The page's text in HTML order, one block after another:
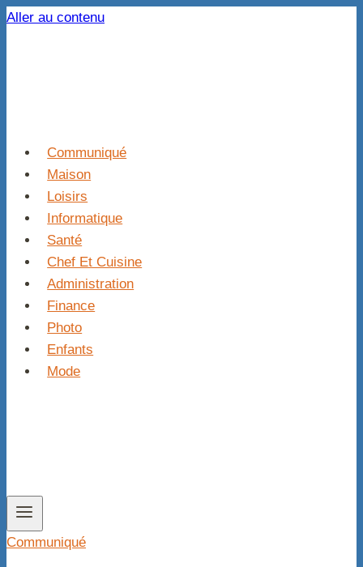
Aller au contenu
Communiqué
Maison
Loisirs
Informatique
Santé
Chef Et Cuisine
Administration
Finance
Photo
Enfants
Mode
Communiqué